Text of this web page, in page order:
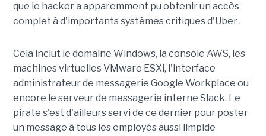
que le hacker a apparemment pu obtenir un accès
complet à d'importants systèmes critiques d'Uber .
Cela inclut le domaine Windows, la console AWS, les
machines virtuelles VMware ESXi, l'interface
administrateur de messagerie Google Workplace ou
encore le serveur de messagerie interne Slack. Le
pirate s'est d'ailleurs servi de ce dernier pour poster
un message à tous les employés aussi limpide